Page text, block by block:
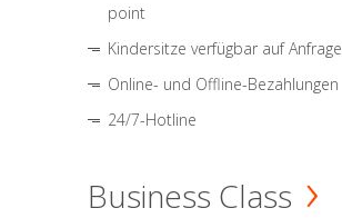
point
Kindersitze verfügbar auf Anfrage
Online- und Offline-Bezahlungen
24/7-Hotline
Business Class